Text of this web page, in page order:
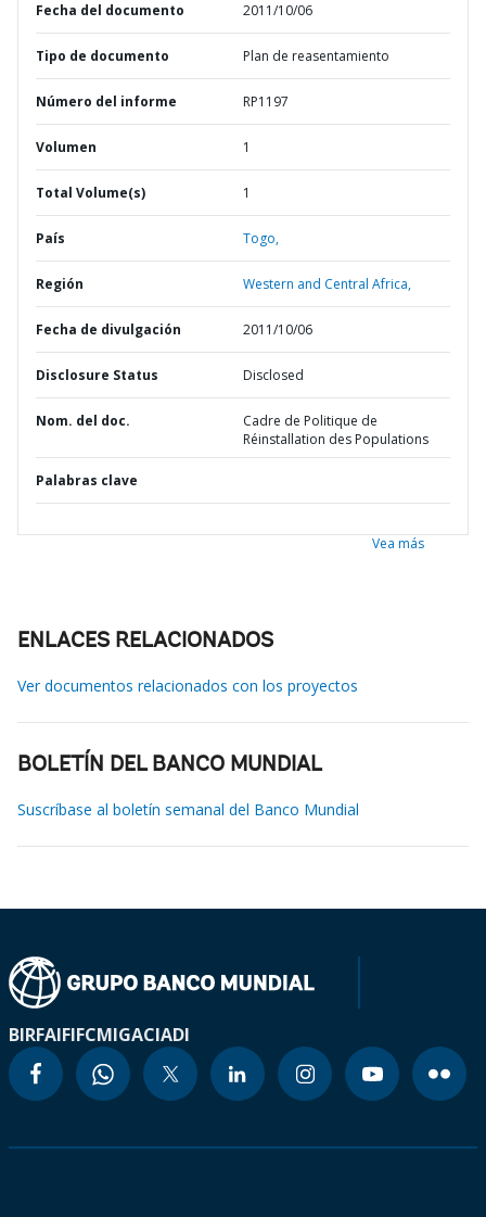
Fecha del documento 2011/10/06
Tipo de documento Plan de reasentamiento
Número del informe RP1197
Volumen 1
Total Volume(s) 1
País Togo,
Región Western and Central Africa,
Fecha de divulgación 2011/10/06
Disclosure Status Disclosed
Nom. del doc.
Cadre de Politique de
Réinstallation des Populations
Palabras clave
Vea más
ENLACES RELACIONADOS
Ver documentos relacionados con los proyectos
BOLETÍN DEL BANCO MUNDIAL
Suscríbase al boletín semanal del Banco Mundial
BIRFAIFIFCMIGACIADI